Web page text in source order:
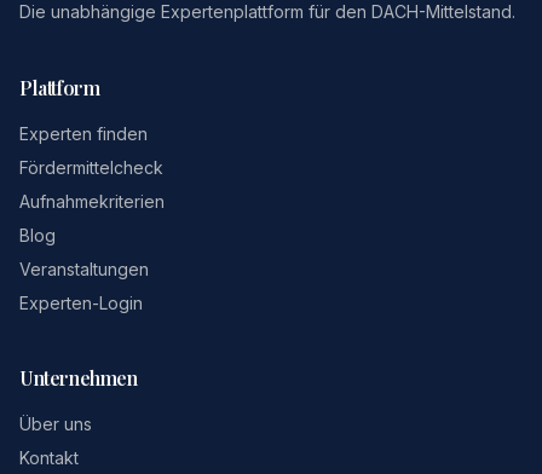
Die unabhängige Expertenplattform für den DACH-Mittelstand.
Plattform
Experten finden
Fördermittelcheck
Aufnahmekriterien
Blog
Veranstaltungen
Experten-Login
Unternehmen
Über uns
Kontakt